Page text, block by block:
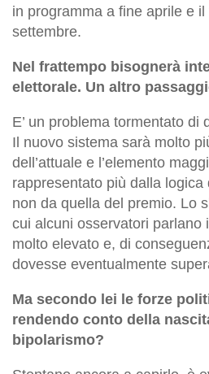
in programma a fine aprile e
settembre.
Nel frattempo bisognerà
elettorale. Un altro
E’ un problema tormentato di
Il nuovo sistema sarà molto
dell’attuale e l’elemento
rappresentato più dalla
non da quella del premio. Lo
cui alcuni osservatori parlano
molto elevato e, di
dovesse eventualmente
Ma secondo lei le forze
rendendo conto della
bipolarismo?